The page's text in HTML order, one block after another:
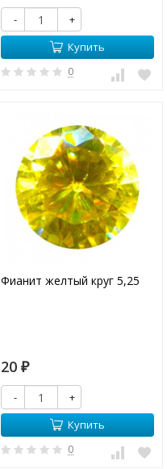
-
+
Купить
0
Фианит желтый круг 5,25
20 ₽
-
+
Купить
0